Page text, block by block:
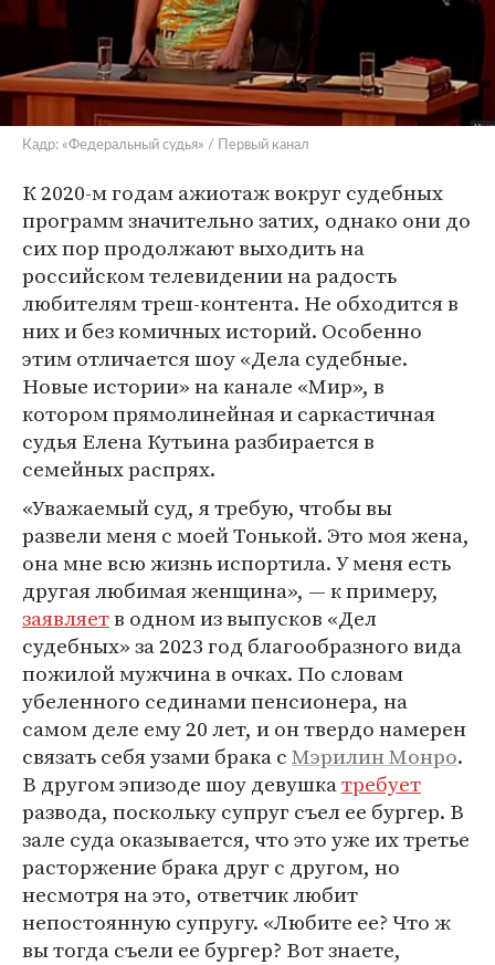
Кадр: «Федеральный судья» / Первый канал
К 2020-м годам ажиотаж вокруг судебных
программ значительно затих, однако они до
сих пор продолжают выходить на
российском телевидении на радость
любителям треш-контента. Не обходится в
них и без комичных историй. Особенно
этим отличается шоу «Дела судебные.
Новые истории» на канале «Мир», в
котором прямолинейная и саркастичная
судья Елена Кутьина разбирается в
семейных распрях.
«Уважаемый суд, я требую, чтобы вы
развели меня с моей Тонькой. Это моя жена,
она мне всю жизнь испортила. У меня есть
другая любимая женщина», — к примеру,
заявляетв одном из выпусков «Дел
судебных» за 2023 год благообразного вида
пожилой мужчина в очках. По словам
убеленного сединами пенсионера, на
самом деле ему 20 лет, и он твердо намерен
связать себя узами брака сМэрилин Монро.
В другом эпизоде шоу девушкатребует
развода, поскольку супруг съел ее бургер. В
зале суда оказывается, что это уже их третье
расторжение брака друг с другом, но
несмотря на это, ответчик любит
непостоянную супругу. «Любите ее? Что ж
вы тогда съели ее бургер? Вот знаете,